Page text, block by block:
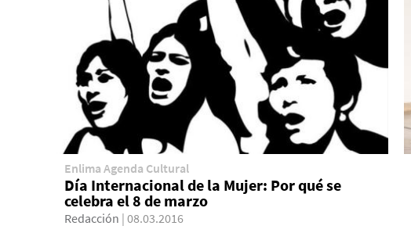
Enlima Agenda Cultural
Día Internacional de la Mujer: Por qué se
celebra el 8 de marzo
Redacción | 08.03.2016